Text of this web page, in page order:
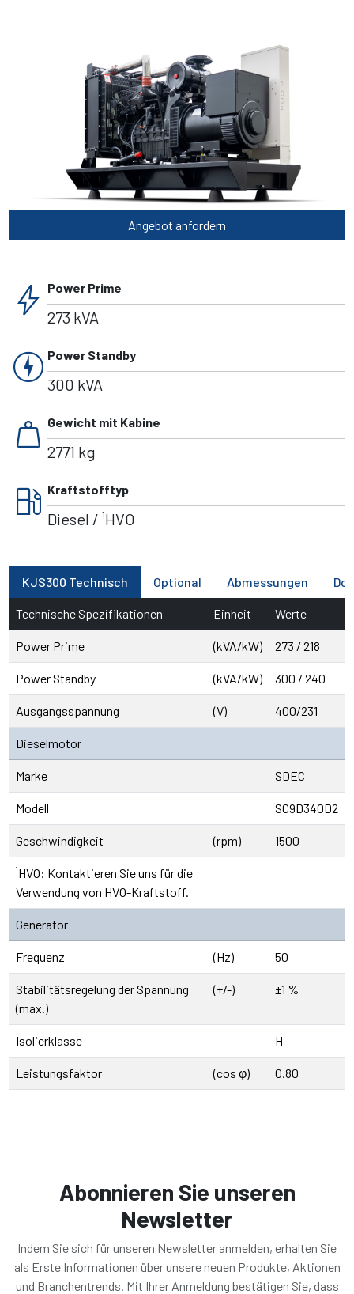
Angebot anfordern
bolt Power Prime
273 kVA
charger Power Standby
300 kVA
weight Gewicht mit Kabine
2771 kg
local_gas_station Kraftstofftyp
Diesel / ¹HVO
KJS300 Technisch Optional Abmessungen
Technische Spezifikationen Einheit Werte
Power Prime (kVA/kW) 273 / 218
Power Standby (kVA/kW) 300 / 240
Ausgangsspannung (V) 400/231
Dieselmotor
Marke SDEC
Modell SC9D340D2
Geschwindigkeit (rpm) 1500
¹HVO: Kontaktieren Sie uns für die
Verwendung von HVO-Kraftstoff.
Generator
Frequenz (Hz) 50
Stabilitätsregelung der Spannung
(max.)
(+/-) ±1 %
Isolierklasse H
Leistungsfaktor (cos φ) 0.80
Abonnieren Sie unseren
Newsletter
Indem Sie sich für unseren Newsletter anmelden, erhalten Sie
als Erste Informationen über unsere neuen Produkte, Aktionen
und Branchentrends. Mit Ihrer Anmeldung bestätigen Sie, dass